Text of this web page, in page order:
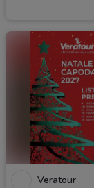
Veratour